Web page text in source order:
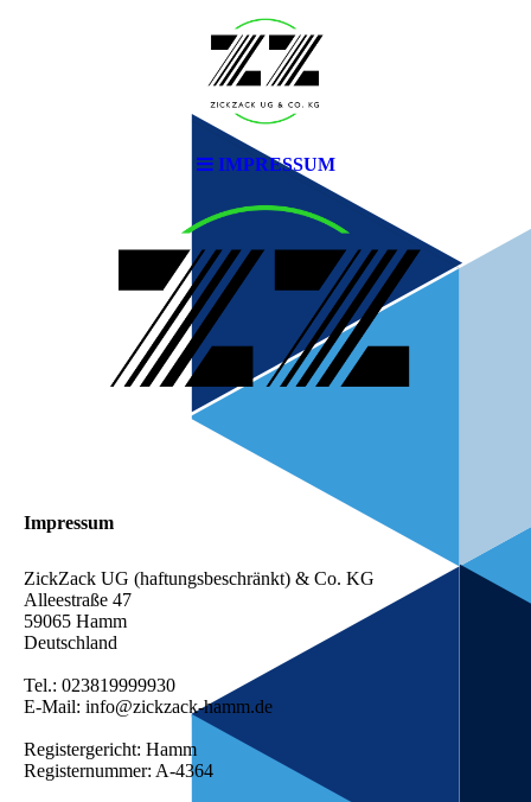
IMPRESSUM
Impressum
ZickZack UG (haftungsbeschränkt) & Co. KG
Alleestraße 47
59065 Hamm
Deutschland
Tel.: 023819999930
E-Mail: info@zickzack-hamm.de
Registergericht: Hamm
Registernummer: A-4364